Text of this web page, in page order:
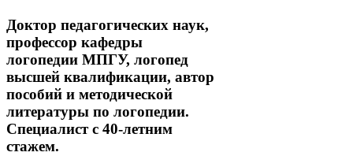
Доктор педагогических наук,
профессор кафедры
логопедии МПГУ, логопед
высшей квалификации, автор
пособий и методической
литературы по логопедии.
Специалист с 40-летним
стажем.